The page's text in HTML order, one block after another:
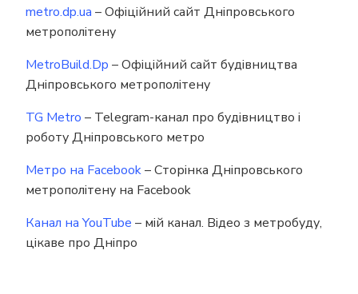
metro.dp.ua – Офіційний сайт Дніпровського
метрополітену
MetroBuild.Dp – Офіційний сайт будівництва
Дніпровського метрополітену
TG Metro – Telegram-канал про будівництво і
роботу Дніпровського метро
Метро на Facebook– Сторінка Дніпровського
метрополітену на Facebook
Канал на YouTube – мій канал. Відео з метробуду,
цікаве про Дніпро